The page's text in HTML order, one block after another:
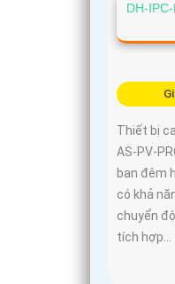
DH-
Thiết bị
AS-PV-
ban đêm
có khả
chuyển
tích hợp...